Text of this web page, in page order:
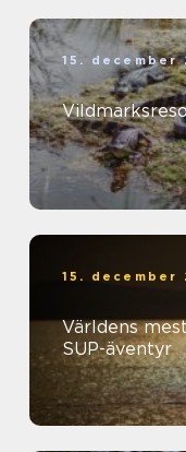
15. december
15. december
Världens
SUP-äventyr